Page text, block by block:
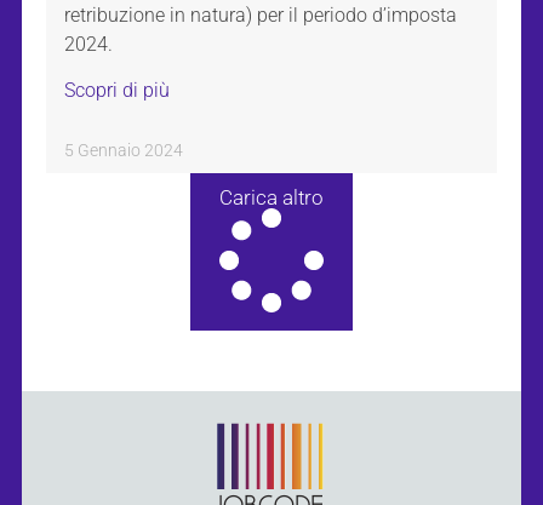
retribuzione in natura) per il periodo d’imposta
2024.
Scopri di più
5 Gennaio 2024
Carica altro